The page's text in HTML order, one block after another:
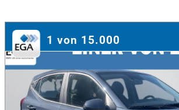
1 von 15.000